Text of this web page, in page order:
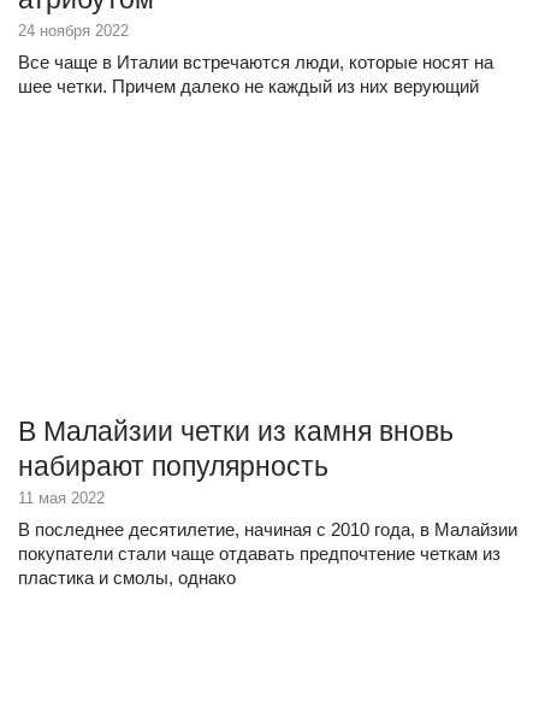
24 ноября 2022
Все чаще в Италии встречаются люди, которые носят на
шее четки. Причем далеко не каждый из них верующий
В Малайзии четки из камня вновь
набирают популярность
11 мая 2022
В последнее десятилетие, начиная с 2010 года, в Малайзии
покупатели стали чаще отдавать предпочтение четкам из
пластика и смолы, однако